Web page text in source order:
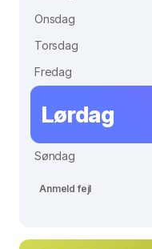
Onsdag
Torsdag
Fredag
Lørdag
Søndag
Anmeld fejl